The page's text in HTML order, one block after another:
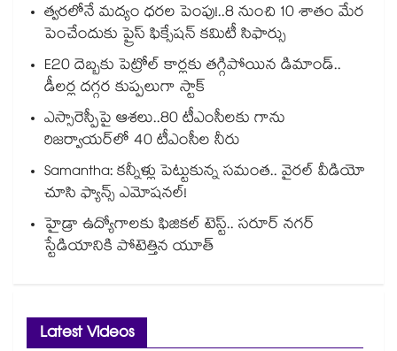
త్వరలోనే మద్యం ధ‌‌ర‌‌ల పెంపు!..8 నుంచి 10 శాతం మేర
పెంచేందుకు ప్రైస్ ఫిక్సేష‌‌న్ క‌‌మిటీ సిఫార్సు
E20 దెబ్బకు పెట్రోల్ కార్లకు తగ్గిపోయిన డిమాండ్..
డీలర్ల దగ్గర కుప్పలుగా స్టాక్
ఎస్సారెస్పీపై ఆశలు..80 టీఎంసీలకు గాను
రిజర్వాయర్‌‌‌‌‌‌‌‌‌‌‌‌‌‌‌‌లో 40 టీఎంసీల నీరు
Samantha: కన్నీళ్లు పెట్టుకున్న సమంత.. వైరల్ వీడియో
చూసి ఫ్యాన్స్ ఎమోషనల్!
హైడ్రా ఉద్యోగాలకు ఫిజికల్ టెస్ట్.. సరూర్ నగర్
స్టేడియానికి పోటెత్తిన యూత్
Latest Videos